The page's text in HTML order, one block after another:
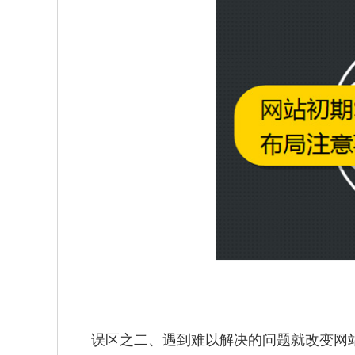
误区之二、遇到难以解决的问题就改变网